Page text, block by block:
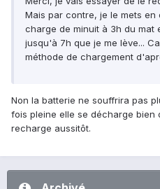
Mais par contre, je le mets en
charge de minuit à 3h du mat
jusqu'à 7h que je me lève...
méthode de chargement
Non la batterie ne souffrira pas
fois pleine elle se décharge bien
recharge aussitôt.